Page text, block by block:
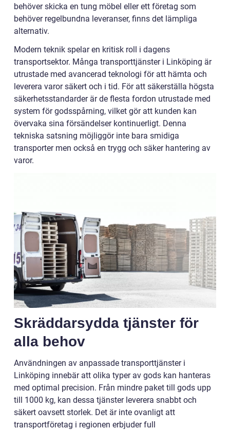
behöver skicka en tung möbel eller ett företag som
behöver regelbundna leveranser, finns det lämpliga
alternativ.
Modern teknik spelar en kritisk roll i dagens
transportsektor. Många transporttjänster i Linköping är
utrustade med avancerad teknologi för att hämta och
leverera varor säkert och i tid. För att säkerställa högsta
säkerhetsstandarder är de flesta fordon utrustade med
system för godsspårning, vilket gör att kunden kan
övervaka sina försändelser kontinuerligt. Denna
tekniska satsning möjliggör inte bara smidiga
transporter men också en trygg och säker hantering av
varor.
Skräddarsydda tjänster för
alla behov
Användningen av anpassade transporttjänster i
Linköping innebär att olika typer av gods kan hanteras
med optimal precision. Från mindre paket till gods upp
till 1000 kg, kan dessa tjänster leverera snabbt och
säkert oavsett storlek. Det är inte ovanligt att
transportföretag i regionen erbjuder full